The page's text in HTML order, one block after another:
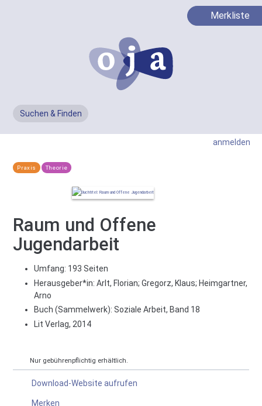
Suchen & Finden
Merkliste
anmelden
Praxis Theorie
Raum und Offene
Jugendarbeit
Umfang: 193 Seiten
Herausgeber*in: Arlt, Florian; Gregorz, Klaus; Heimgartner,
Arno
Buch (Sammelwerk): Soziale Arbeit, Band 18
Lit Verlag, 2014
Nur gebührenpflichtig erhältlich.
Download-Website aufrufen
Merken